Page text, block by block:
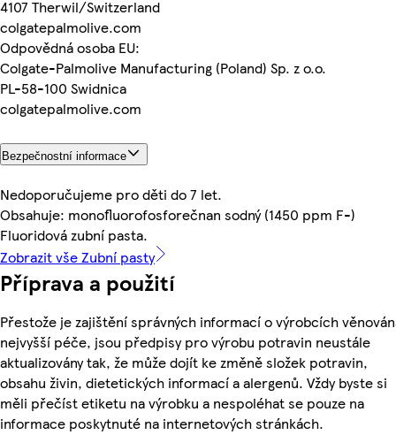
4107 Therwil/Switzerland
colgatepalmolive.com
Odpovědná osoba EU:
Colgate-Palmolive Manufacturing (Poland) Sp. z o.o.
PL-58-100 Swidnica
colgatepalmolive.com
Bezpečnostní informace
Nedoporučujeme pro děti do 7 let.
Obsahuje: monofluorofosforečnan sodný (1450 ppm F-)
Fluoridová zubní pasta.
Zobrazit vše Zubní pasty
Příprava a použití
Přestože je zajištění správných informací o výrobcích
nejvyšší péče, jsou předpisy pro výrobu potravin neustále
aktualizovány tak, že může dojít ke změně složek potravin,
obsahu živin, dietetických informací a alergenů. Vždy byste si
měli přečíst etiketu na výrobku a nespoléhat se pouze na
informace poskytnuté na internetových stránkách.